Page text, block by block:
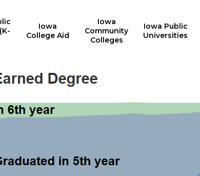
Iowa
College Aid
Iowa
Community
Colleges
Iowa Public
Universities